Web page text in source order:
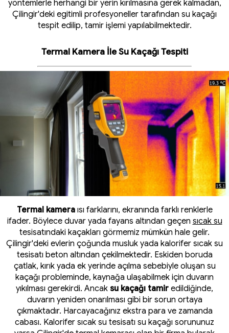
yöntemlerle herhangi bir yerin kırılmasına gerek kalmadan,
Çilingir'deki egitimli profesyoneller tarafından su kaçağı
tespit edilip, tamir işlemi yapılabilmektedir.
Termal Kamera İle Su Kaçağı Tespiti
Termal kameraısı farklarını, ekranında farklı renklerle
ifader. Böylece duvar yada fayans altından geçen sıcak su
tesisatındaki kaçakları görmemiz mümkün hale gelir.
Çilingir'deki evlerin çoğunda musluk yada kalorifer sıcak su
tesisatı beton altından çekilmektedir. Eskiden boruda
çatlak, kırık yada ek yerinde açılma sebebiyle oluşan su
kaçağı probleminde, kaynağa ulaşabilmek için duvarın
yıkılması gerekirdi. Ancak su kaçağı tamir edildiğinde,
duvarın yeniden onarılması gibi bir sorun ortaya
çıkmaktadır. Harcayacağınız ekstra para ve zamanda
cabası. Kalorifer sıcak su tesisatı su kaçağı sorununuz